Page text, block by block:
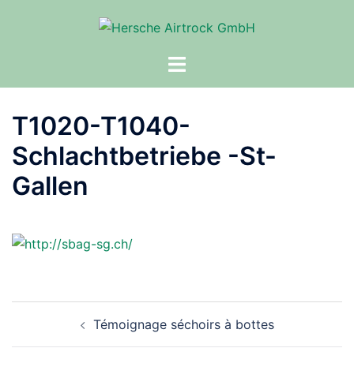
Ouvrir/fermer
T1020-T1040-
Schlachtbetriebe -St-
Gallen
d’article Témoignage séchoirs à bottes